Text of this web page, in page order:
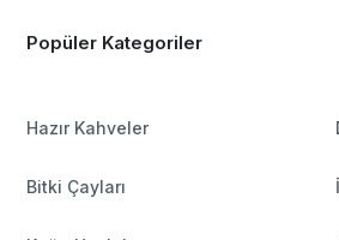
Popüler Kategoriler
Hazır Kahveler
Bitki Çayları